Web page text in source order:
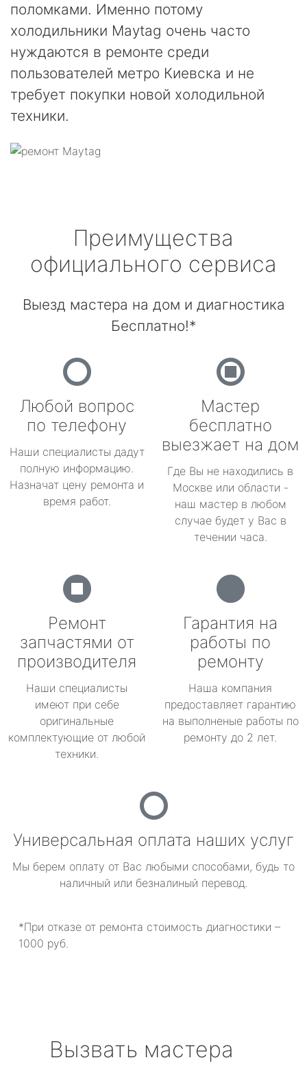
поломками. Именно потому
холодильники Maytag очень часто
нуждаются в ремонте среди
пользователей метро Киевска и не
требует покупки новой холодильной
техники.
Преимущества
официального сервиса
Выезд мастера на дом и диагностика
Бесплатно!*
Любой вопрос
по телефону
Наши специалисты дадут
полную информацию.
Назначат цену ремонта и
время работ.
Мастер
бесплатно
выезжает на дом
Где Вы не находились в
Москве или области -
наш мастер в любом
случае будет у Вас в
течении часа.
Ремонт
запчастями от
производителя
Наши специалисты
имеют при себе
оригинальные
комплектующие от любой
техники.
Гарантия на
работы по
ремонту
Наша компания
предоставляет гарантию
на выполненые работы по
ремонту до 2 лет.
Универсальная оплата наших услуг
Мы берем оплату от Вас любыми способами, будь то
наличный или безналиный перевод.
*При отказе от ремонта стоимость диагностики –
1000 руб.
Вызвать мастера